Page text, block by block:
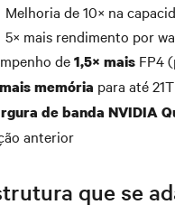
Melhoria de 10× na
5× mais rendimento por
de1,5× mais FP4
memória para até
de banda NVIDIA
anterior
que se